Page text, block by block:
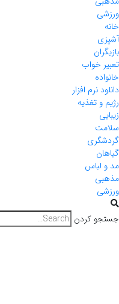
ورزشی
خانه
آشپزی
بازیگران
تعبیر خواب
خانواده
دانلود نرم افزار
رژیم و تغذیه
زیبایی
سلامت
گردشگری
گیاهان
مد و لباس
مذهبی
ورزشی
جستجو کردن